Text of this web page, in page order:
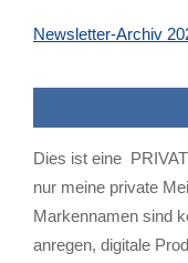
Newsletter-Archiv
Dies ist eine
nur meine private
Markennamen sind
anregen, digitale